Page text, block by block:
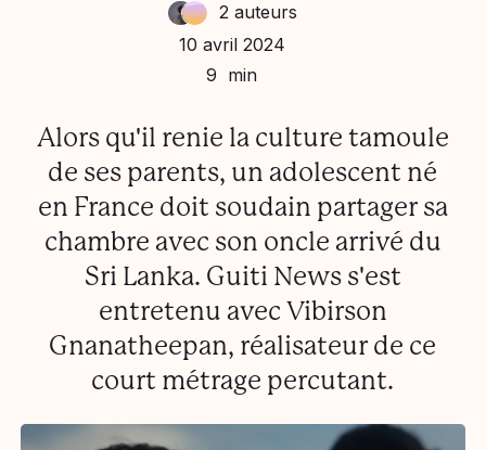
2 auteurs
Sidney Cadot-Sambosi
10 avril 2024
9 min
Alors qu'il renie la culture tamoule
de ses parents, un adolescent né
en France doit soudain partager sa
chambre avec son oncle arrivé du
Sri Lanka. Guiti News s'est
entretenu avec Vibirson
Gnanatheepan, réalisateur de ce
court métrage percutant.